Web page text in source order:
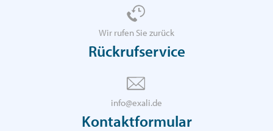
Wir rufen Sie zurück
Rückrufservice
info@exali.de
Kontaktformular